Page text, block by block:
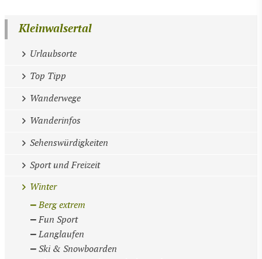
Kleinwalsertal
Urlaubsorte
Top Tipp
Wanderwege
Wanderinfos
Sehenswürdigkeiten
Sport und Freizeit
Winter
Berg extrem
Fun Sport
Langlaufen
Ski & Snowboarden